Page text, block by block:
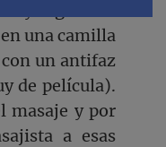
una camilla
un antifaz
de película).
masaje y por
a esas